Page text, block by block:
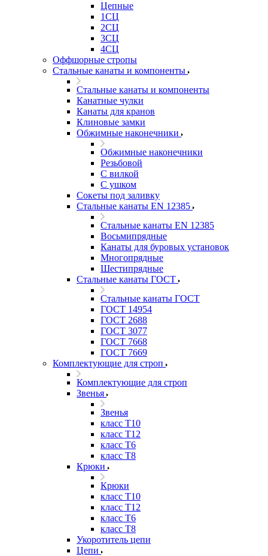
Цепные
1СЦ
2СЦ
3СЦ
4СЦ
Оффшорные стропы
Стальные канаты и компоненты
Стальные канаты и компоненты
Канатные чулки
Канаты для кранов
Клиновые замки
Обжимные наконечники
Обжимные наконечники
Резьбовой
С вилкой
С ушком
Сокеты под заливку
Стальные канаты EN 12385
Стальные канаты EN 12385
Восьмипрядные
Канаты для буровых установок
Многопрядные
Шестипрядные
Стальные канаты ГОСТ
Стальные канаты ГОСТ
ГОСТ 14954
ГОСТ 2688
ГОСТ 3077
ГОСТ 7668
ГОСТ 7669
Комплектующие для строп
Комплектующие для строп
Звенья
Звенья
класс Т10
класс Т12
класс Т6
класс Т8
Крюки
Крюки
класс Т10
класс Т12
класс Т6
класс Т8
Укоротитель цепи
Цепи